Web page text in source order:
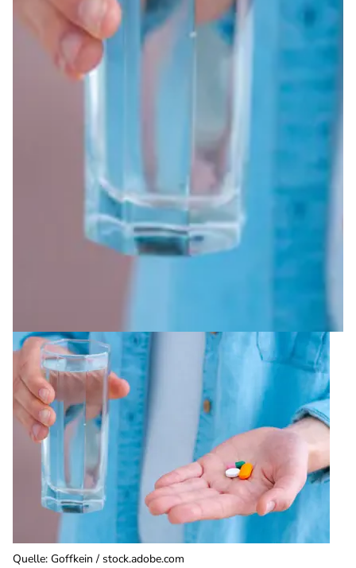
Quelle: Goffkein / stock.adobe.com